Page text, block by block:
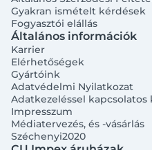
Gyakran ismételt kérdések
Fogyasztói elállás
Általános információk
Karrier
Elérhetőségek
Gyártóink
Adatvédelmi Nyilatkozat
Adatkezeléssel kapcsolatos
Impresszum
Médiatervezés, és -vásárlás
Széchenyi2020